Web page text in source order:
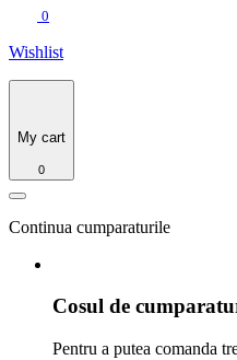
0
Wishlist
My cart
0
Continua cumparaturile
Cosul de
Pentru a putea comanda